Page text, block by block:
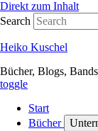
Direkt zum Inhalt
Search
Heiko Kuschel
Bücher, Blogs,
toggle
Start
Bücher